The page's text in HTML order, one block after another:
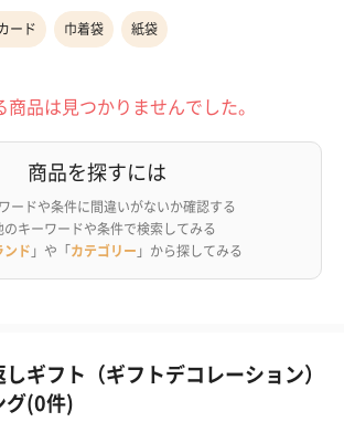
ード 巾着袋 紙袋
商品は見つかりませんでした。
商品を探すには
ードや条件に間違いがないか確認する
のキーワードや条件で検索してみる
ンド 」や「カテゴリー 」から探してみる
ギフト（ギフトデコレーション）
グ(0件)